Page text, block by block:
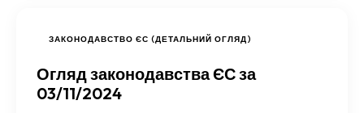
ЗАКОНОДАВСТВО ЄС (ДЕТАЛЬНИЙ ОГЛЯД)
Огляд законодавства ЄС за
03/11/2024